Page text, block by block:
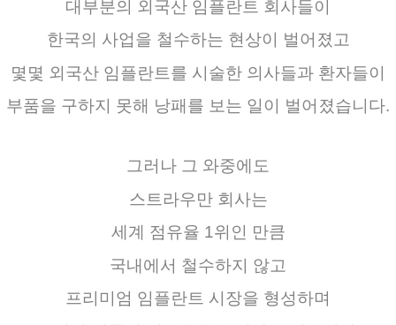
대부분의 외국산 임플란트 회사들이
한국의 사업을 철수하는 현상이
벌어졌고
몇몇 외국산 임플란트를 시술한 의사들과 환자들이
부품을 구하지 못해 낭패를 보는 일이 벌어졌습니다.
그러나 그 와중에도
스트라우만 회사는
세계 점유율 1위인 만큼
국내에서 철수하지 않고
프리미엄 임플란트 시장을 형성하며